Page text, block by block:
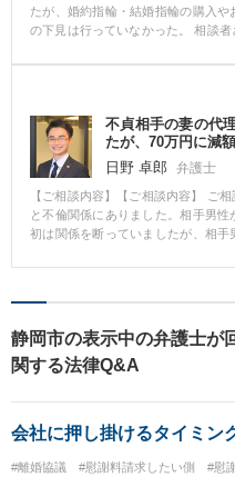
たが、婚約指輪・結婚指輪の購入
の下見は行っていなかった。 相談
まに対し慰謝料を請求した。 【相
認定され、相手方の慰謝料請求が
を理由とする慰謝料請求が認めら
いることが前提となります。 「婚
されますが、そのハードルは高く
親との顔合わせ ③結婚式会場の下見
つ具体的な事情が複数存しないと、
いです。 法的に「婚約」が成立し
ていたという理由のみで慰謝料を
婚約破棄を理由とする慰謝料請求
不貞相手の妻の代
たが、70万円に減額
日野 卓郎
弁護士
【ご相談内容】【ご相談内容】 ご
と不倫関係にありました。相手男
初は関係を断っていましたが、相
係を持ってしまいました。 そのこ
いました。 【解決の過程と結果】
の旨をお伝えしたところ、ご依頼を
交渉の結果、慰謝料は500万円から
きました。
静岡市の表示中の弁護士が
関する法律Q&A
会社に押し掛けるタイミン
#離婚協議 #慰謝料請求したい側 #慰